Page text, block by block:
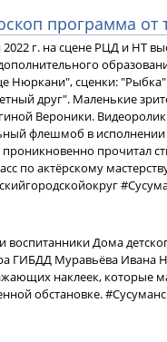
программа
2022 г. на сцене РЦД и НТ
Нюркани", сценки: "Рыбка"
друг". Маленькие
Вероники.
флешмоб в
прочитал
по актёрскому
воспитанники Дома
ГИБДД Муравьёва Ивана
наклеек, которые
обстановке.